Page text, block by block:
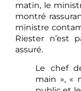
matin, le
montré
ministre
Riester n’est
assuré.
Le chef
main », «